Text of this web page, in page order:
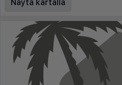
Näytä kartalla